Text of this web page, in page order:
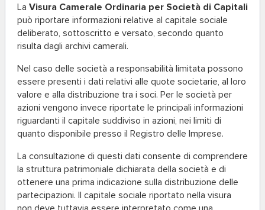
La Visura Camerale Ordinaria per Società di Capitali
può riportare informazioni relative al capitale sociale
deliberato, sottoscritto e versato, secondo quanto
risulta dagli archivi camerali.
Nel caso delle società a responsabilità limitata possono
essere presenti i dati relativi alle quote societarie, al loro
valore e alla distribuzione tra i soci. Per le società per
azioni vengono invece riportate le principali informazioni
riguardanti il capitale suddiviso in azioni, nei limiti di
quanto disponibile presso il Registro delle Imprese.
La consultazione di questi dati consente di comprendere
la struttura patrimoniale dichiarata della società e di
ottenere una prima indicazione sulla distribuzione delle
partecipazioni. Il capitale sociale riportato nella visura